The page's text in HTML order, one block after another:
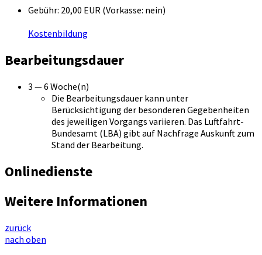
Gebühr: 20,00 EUR (Vorkasse: nein)
Kostenbildung
Bearbeitungsdauer
3 — 6 Woche(n)
Die Bearbeitungsdauer kann unter
Berücksichtigung der besonderen Gegebenheiten
des jeweiligen Vorgangs variieren. Das Luftfahrt-
Bundesamt (LBA) gibt auf Nachfrage Auskunft zum
Stand der Bearbeitung.
Onlinedienste
Weitere Informationen
zurück
nach oben